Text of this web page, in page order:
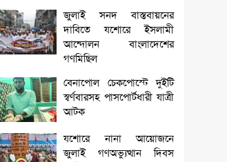
জুলাই সনদ বাস্তবায়নের
দাবিতে যশোরে ইসলামী
আন্দোলন বাংলাদেশের
গণমিছিল
বেনাপোল চেকপোস্টে দুইটি
স্বর্ণবারসহ পাসপোর্টধারী যাত্রী
আটক
যশোরে নানা আয়োজনে
জুলাই গণঅভ্যুত্থান দিবস